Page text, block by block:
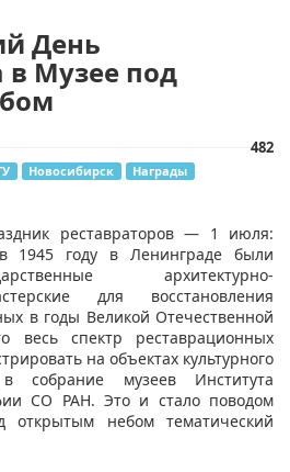
День
в Музее под
482
Новосибирск Награды
реставраторов — 1 июля:
1945 году в Ленинграде были
архитектурно-
для восстановления
в годы Великой Отечественной
весь спектр реставрационных
на объектах культурного
собрание музеев Института
СО РАН. Это и стало поводом
открытым небом тематический